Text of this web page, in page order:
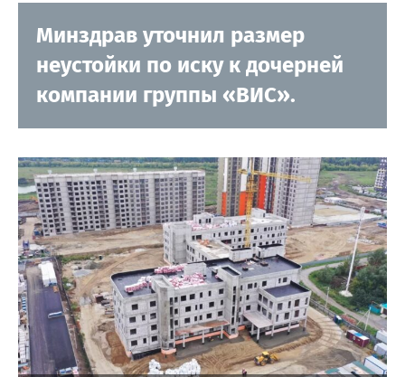
Минздрав уточнил размер
неустойки по иску к дочерней
компании группы «ВИС».